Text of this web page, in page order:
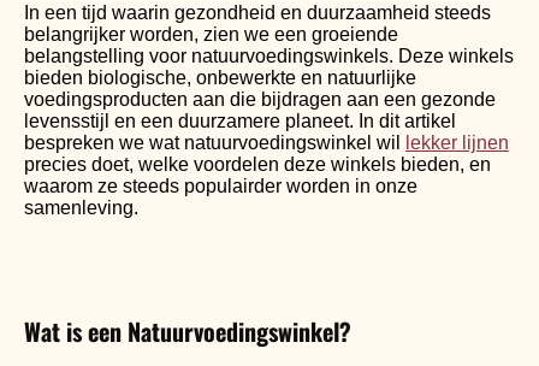
In een tijd waarin gezondheid en duurzaamheid steeds
belangrijker worden, zien we een groeiende
belangstelling voor natuurvoedingswinkels. Deze winkels
bieden biologische, onbewerkte en natuurlijke
voedingsproducten aan die bijdragen aan een gezonde
levensstijl en een duurzamere planeet. In dit artikel
bespreken we wat natuurvoedingswinkel wil
lekker lijnen
precies doet, welke voordelen deze winkels bieden, en
waarom ze steeds populairder worden in onze
samenleving.
Wat is een Natuurvoedingswinkel?